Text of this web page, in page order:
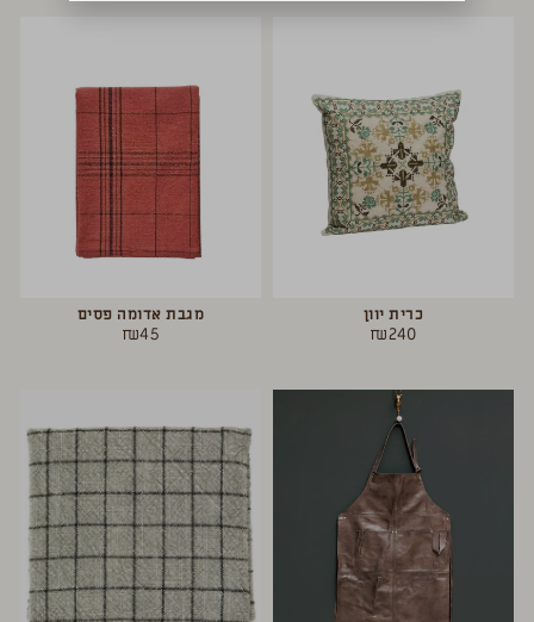
כרית יוון
₪240
מגבת אדומה פסים
₪45